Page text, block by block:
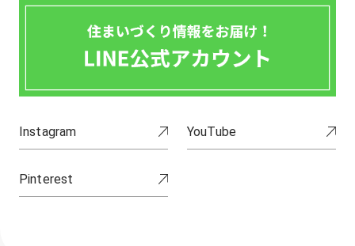
Instagram YouTube
Pinterest